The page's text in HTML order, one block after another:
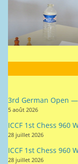
3rd German Open
5 août 2026
ICCF 1st Chess 960
28 juillet 2026
ICCF 1st Chess 960
28 juillet 2026